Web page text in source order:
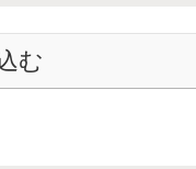
む